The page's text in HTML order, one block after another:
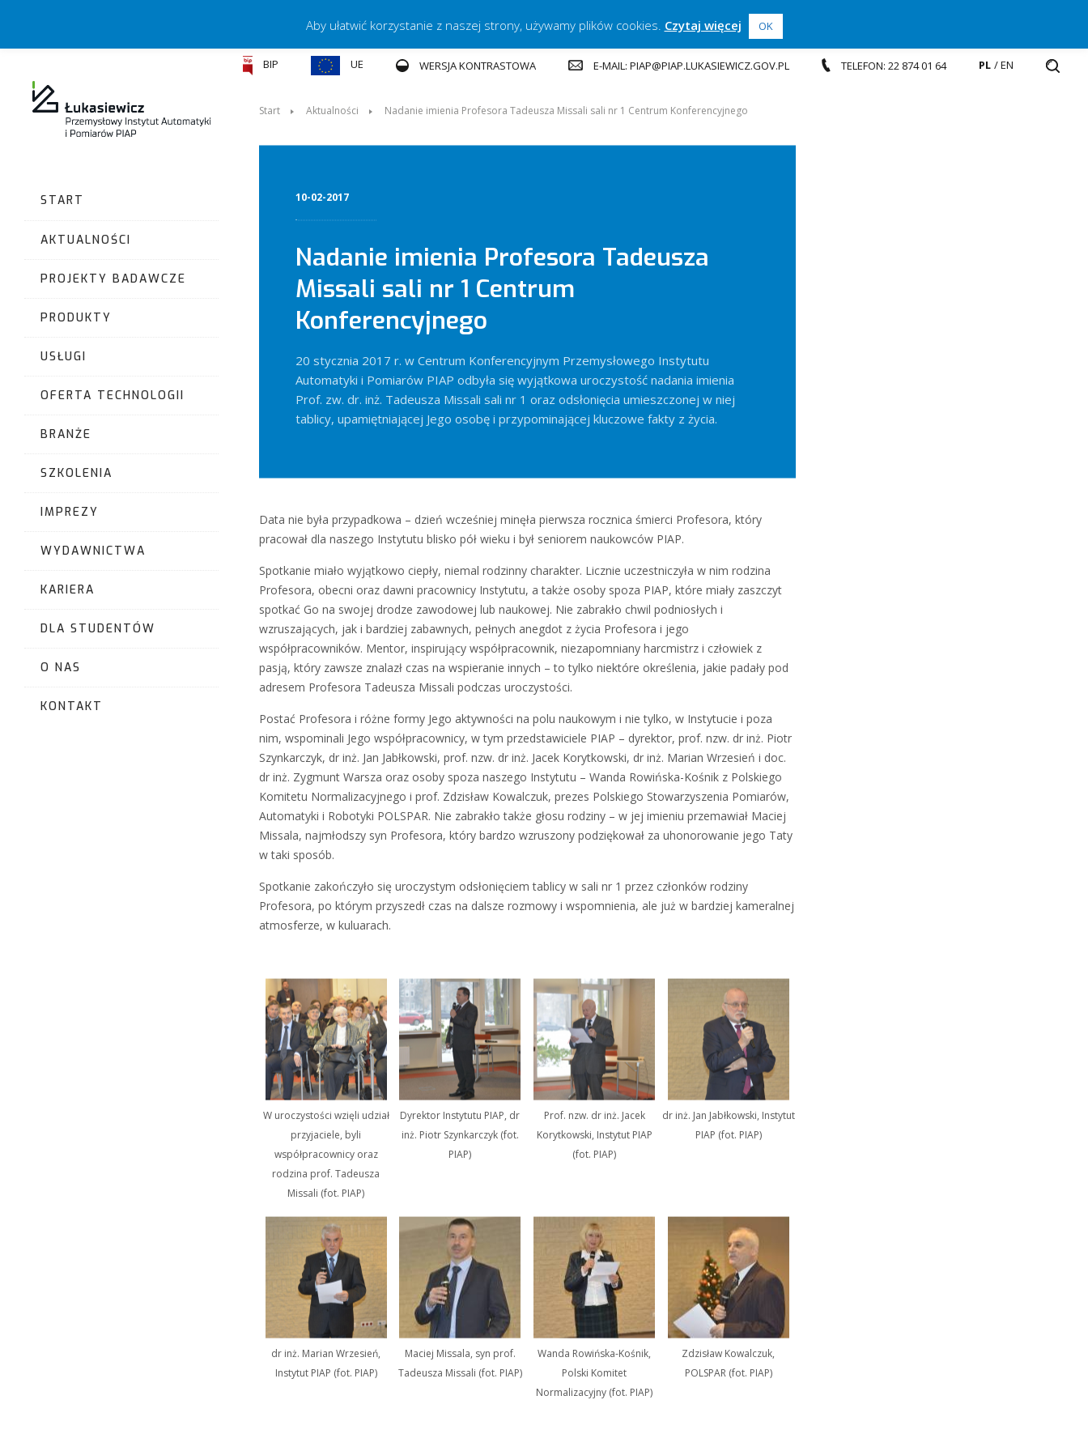
START
AKTUALNOŚCI
PROJEKTY BADAWCZE
PRODUKTY
USŁUGI
OFERTA TECHNOLOGII
BRANŻE
SZKOLENIA
IMPREZY
WYDAWNICTWA
KARIERA
DLA STUDENTÓW
O NAS
KONTAKT
BIP UE WERSJA KONTRASTOWA E-MAIL: PIAP@PIAP.LUKASIEWICZ.GOV.PL TELEFON: 22 874 01 64 PL EN
Start Aktualności Nadanie imienia Profesora Tadeusza Missali sali nr 1 Centrum Konferencyjnego
10-02-2017
Nadanie imienia Profesora Tadeusza
Missali sali nr 1 Centrum
Konferencyjnego
20 stycznia 2017 r. w Centrum Konferencyjnym Przemysłowego Instytutu
Automatyki i Pomiarów PIAP odbyła się wyjątkowa uroczystość nadania imienia
Prof. zw. dr. inż. Tadeusza Missali sali nr 1 oraz odsłonięcia umieszczonej w niej
tablicy, upamiętniającej Jego osobę i przypominającej kluczowe fakty z życia.
Data nie była przypadkowa – dzień wcześniej minęła pierwsza rocznica śmierci Profesora, który
pracował dla naszego Instytutu blisko pół wieku i był seniorem naukowców PIAP.
Spotkanie miało wyjątkowo ciepły, niemal rodzinny charakter. Licznie uczestniczyła w nim rodzina
Profesora, obecni oraz dawni pracownicy Instytutu, a także osoby spoza PIAP, które miały zaszczyt
spotkać Go na swojej drodze zawodowej lub naukowej. Nie zabrakło chwil podniosłych i
wzruszających, jak i bardziej zabawnych, pełnych anegdot z życia Profesora i jego
współpracowników. Mentor, inspirujący współpracownik, niezapomniany harcmistrz i człowiek z
pasją, który zawsze znalazł czas na wspieranie innych – to tylko niektóre określenia, jakie padały pod
adresem Profesora Tadeusza Missali podczas uroczystości.
Postać Profesora i różne formy Jego aktywności na polu naukowym i nie tylko, w Instytucie i poza
nim, wspominali Jego współpracownicy, w tym przedstawiciele PIAP – dyrektor, prof. nzw. dr inż. Piotr
Szynkarczyk, dr inż. Jan Jabłkowski, prof. nzw. dr inż. Jacek Korytkowski, dr inż. Marian Wrzesień i doc.
dr inż. Zygmunt Warsza oraz osoby spoza naszego Instytutu – Wanda Rowińska-Kośnik z Polskiego
Komitetu Normalizacyjnego i prof. Zdzisław Kowalczuk, prezes Polskiego Stowarzyszenia Pomiarów,
Automatyki i Robotyki POLSPAR. Nie zabrakło także głosu rodziny – w jej imieniu przemawiał Maciej
Missala, najmłodszy syn Profesora, który bardzo wzruszony podziękował za uhonorowanie jego Taty
w taki sposób.
Spotkanie zakończyło się uroczystym odsłonięciem tablicy w sali nr 1 przez członków rodziny
Profesora, po którym przyszedł czas na dalsze rozmowy i wspomnienia, ale już w bardziej kameralnej
atmosferze, w kuluarach.
W uroczystości wzięli udział
przyjaciele, byli
współpracownicy oraz
rodzina prof. Tadeusza
Missali (fot. PIAP)
Dyrektor Instytutu PIAP, dr
inż. Piotr Szynkarczyk (fot.
PIAP)
Prof. nzw. dr inż. Jacek
Korytkowski, Instytut PIAP
(fot. PIAP)
dr inż. Jan Jabłkowski, Instytut
PIAP (fot. PIAP)
dr inż. Marian Wrzesień,
Instytut PIAP (fot. PIAP)
Maciej Missala, syn prof.
Tadeusza Missali (fot. PIAP)
Wanda Rowińska-Kośnik,
Polski Komitet
Normalizacyjny (fot. PIAP)
Zdzisław Kowalczuk,
POLSPAR (fot. PIAP)
Aby ułatwić korzystanie z naszej strony, używamy plików cookies. Czytaj więcej OK